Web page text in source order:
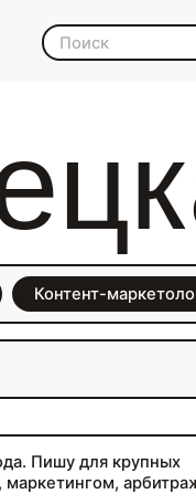
Контент-
Пишу для крупных
маркетингом,